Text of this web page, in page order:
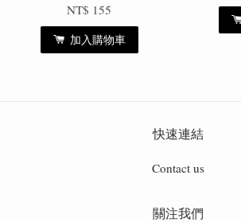
NT$ 155
加入購物車
快速連結
Contact us
關注我們